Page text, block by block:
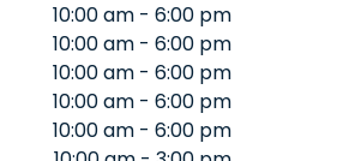
10:00 am - 6:00 pm
10:00 am - 6:00 pm
10:00 am - 6:00 pm
10:00 am - 6:00 pm
10:00 am - 6:00 pm